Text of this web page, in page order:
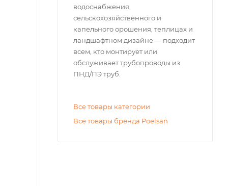
водоснабжения,
сельскохозяйственного и
капельного орошения, теплицах и
ландшафтном дизайне — подходит
всем, кто монтирует или
обслуживает трубопроводы из
ПНД/ПЭ труб.
Все товары категории
Все товары бренда Poelsan